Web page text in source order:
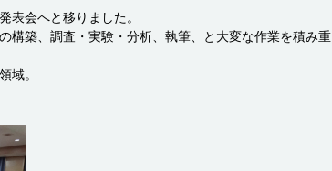
会へと移りました。
構築、調査・実験・分析、執筆、と大変な作業を積み重
域。